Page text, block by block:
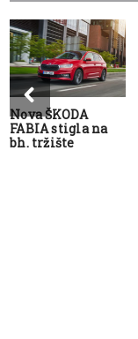
Nova ŠKODA
FABIA stigla na
bh. tržište